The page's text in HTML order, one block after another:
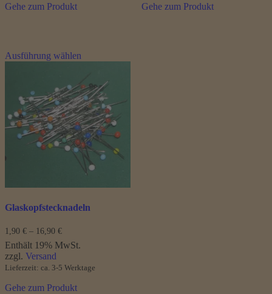
Gehe zum Produkt Gehe zum Produkt
Ausführung wählenProdukt
Varianten
auf.
Die
Optionen
können
auf
der
Produktseite
gewählt
werden
Glaskopfstecknadeln
1,90 € – 16,90 €Preisspanne:
1,90 €
bis
Enthält 19% MwSt.
zzgl. Versand
Lieferzeit: ca. 3-5 Werktage
Gehe zum Produkt